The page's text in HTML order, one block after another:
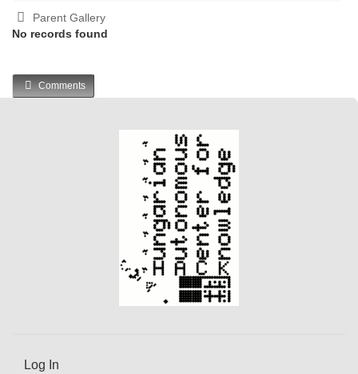
Parent Gallery
No records found
Comments
Log In